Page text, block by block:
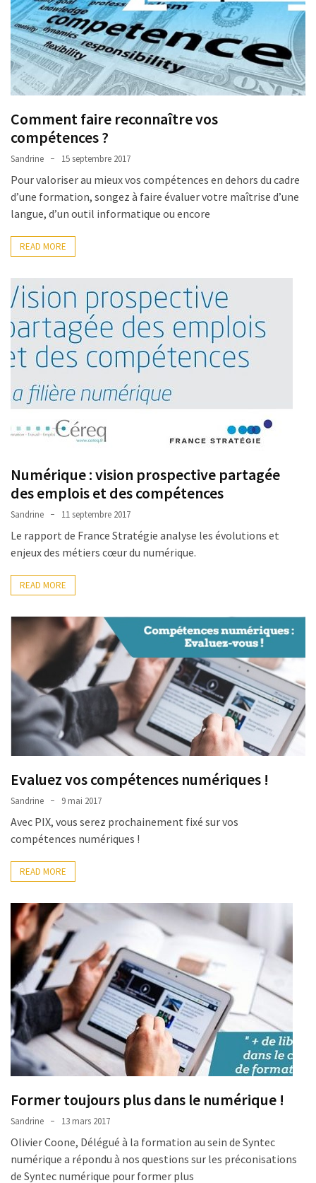
Comment faire reconnaître vos
compétences ?
Sandrine 15 septembre 2017
Pour valoriser au mieux vos compétences en dehors du cadre
d’une formation, songez à faire évaluer votre maîtrise d’une
langue, d’un outil informatique ou encore
READ MORE
Numérique : vision prospective partagée
des emplois et des compétences
Sandrine 11 septembre 2017
Le rapport de France Stratégie analyse les évolutions et
enjeux des métiers cœur du numérique.
READ MORE
Evaluez vos compétences numériques !
Sandrine 9 mai 2017
Avec PIX, vous serez prochainement fixé sur vos
compétences numériques !
READ MORE
Former toujours plus dans le numérique !
Sandrine 13 mars 2017
Olivier Coone, Délégué à la formation au sein de Syntec
numérique a répondu à nos questions sur les préconisations
de Syntec numérique pour former plus